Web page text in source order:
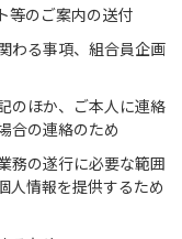
等のご案内の送付
わる事項、組合員企画
のほか、ご本人に連絡
合の連絡のため
務の遂行に必要な範囲
人情報を提供するため